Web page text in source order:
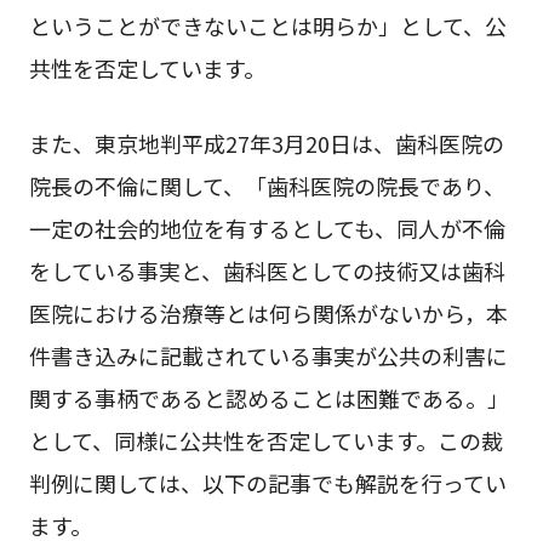
ということができないことは明らか」として、公
共性を否定しています。
また、東京地判平成27年3月20日は、歯科医院の
院長の不倫に関して、「歯科医院の院長であり、
一定の社会的地位を有するとしても、同人が不倫
をしている事実と、歯科医としての技術又は歯科
医院における治療等とは何ら関係がないから，本
件書き込みに記載されている事実が公共の利害に
関する事柄であると認めることは困難である。」
として、同様に公共性を否定しています。この裁
判例に関しては、以下の記事でも解説を行ってい
ます。